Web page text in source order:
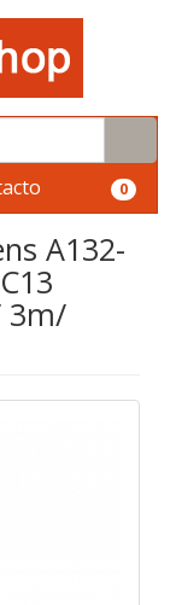
0
A132-
3m/